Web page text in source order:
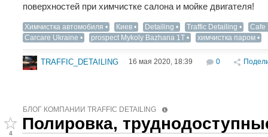
поверхностей при химчистке салона и мойке двигателя!
Химчистка автомобиля Киев Detailing‬ Traffic Detailing
Cafe
Carcare Ukraine
prospect Mykoly Bazhana 1T химчистка паром
TRAFFIC_DETAILING 16 мая 2020, 18:39 0
БЛОГ КОМПАНИИ TRAFFIC DETAILING
4
Полировка,